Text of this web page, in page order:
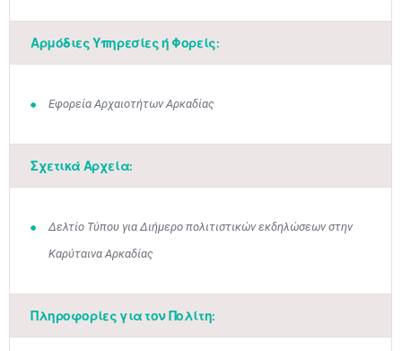
Αρμόδιες Υπηρεσίες ή Φορείς:
Εφορεία Αρχαιοτήτων Αρκαδίας
Σχετικά Αρχεία:
Δελτίο Τύπου για Διήμερο πολιτιστικών εκδηλώσεων στην
Καρύταινα Αρκαδίας
Πληροφορίες για τον Πολίτη: